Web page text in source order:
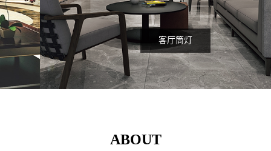
客厅筒灯
ABOUT